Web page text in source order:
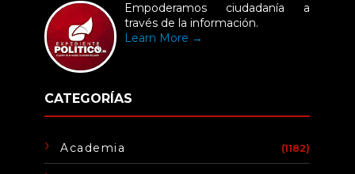
Empoderamos ciudadanía a
través de la información.
Learn More →
CATEGORÍAS
Academia (1182)